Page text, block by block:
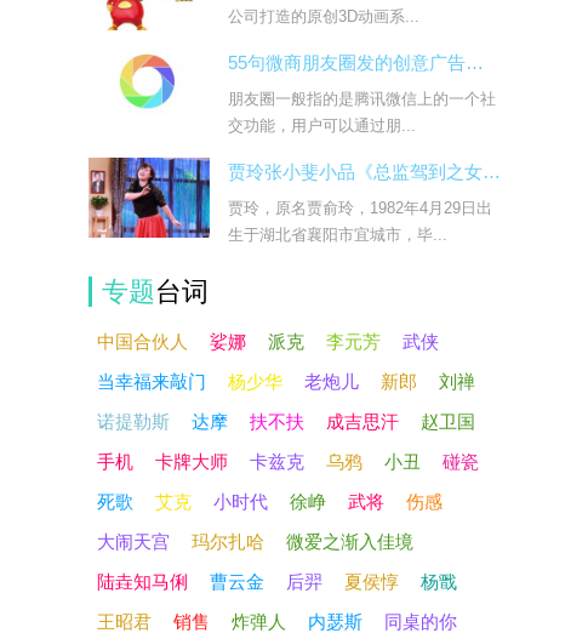
公司打造的原创3D动画系...
55句微商朋友圈发的创意广告台词
朋友圈一般指的是腾讯微信上的一个社
交功能，用户可以通过朋...
贾玲张小斐小品《总监驾到之女人的复仇》台词
贾玲，原名贾俞玲，1982年4月29日出
生于湖北省襄阳市宜城市，毕...
专题台词
中国合伙人 娑娜 派克 李元芳
武侠
当幸福来敲门
杨少华 老炮儿 新郎
刘禅
诺提勒斯
达摩 扶不扶 成吉思汗
赵卫国
手机
卡牌大师 卡兹克 乌鸦 小丑
碰瓷
死歌
艾克 小时代 徐峥 武将
伤感
大闹天宫
玛尔扎哈
微爱之渐入佳境
陆垚知马俐
曹云金 后羿 夏侯惇
杨戬
王昭君
销售 炸弹人 内瑟斯
同桌的你